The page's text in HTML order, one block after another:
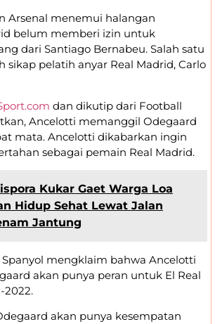
Arsenal menemui halangan
belum memberi izin untuk
dari Santiago Bernabeu. Salah satu
sikap pelatih anyar Real Madrid, Carlo
dan dikutip dari Football
Ancelotti memanggil Odegaard
mata. Ancelotti dikabarkan ingin
sebagai pemain Real Madrid.
Kukar Gaet Warga Loa
Hidup Sehat Lewat Jalan
Jantung
mengklaim bahwa Ancelotti
akan punya peran untuk El Real
2022.
akan punya kesempatan